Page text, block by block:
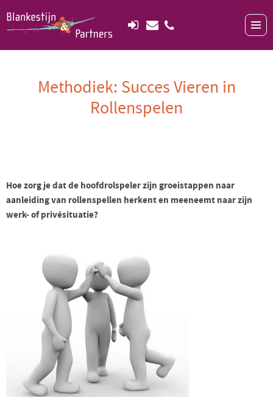
Methodiek: Succes Vieren in
Rollenspelen
Hoe zorg je dat de hoofdrolspeler zijn groeistappen naar
aanleiding van rollenspellen herkent en meeneemt naar zijn
werk- of privésituatie?